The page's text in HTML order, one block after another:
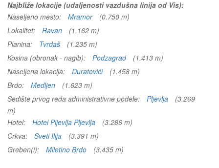
Najbliže lokacije (udaljenosti vazdušna linija od Vis):
Naseljeno mesto:
Mramor
(0.750 m)
Lokalitet:
Ravan
(1.162 m)
Planina:
Tvrdaš
(1.235 m)
Kosina (obronak - nagib):
Podzagrad
(1.413 m)
Naseljena lokacija:
Duratovići
(1.458 m)
Brdo:
Medljen
(1.623 m)
Sedište prvog reda administrativne podele:
Pljevlja
(3.269
m)
Hotel:
Hotel Pljevlja Pljevlja
(3.286 m)
Crkva:
Sveti Ilija
(3.391 m)
Greben(i):
Miletino Brdo (3.435 m)